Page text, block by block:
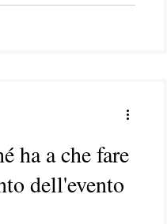
ha a che fare
dell'evento